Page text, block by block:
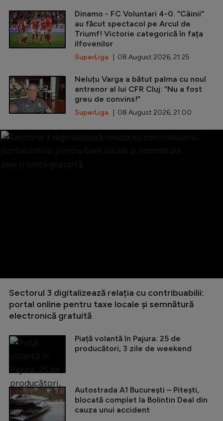
Dinamo - FC Voluntari 4-0. ”Câinii”
au făcut spectacol pe Arcul de
Triumf! Victorie categorică în fața
ilfovenilor
SuperLiga | 08 August 2026, 21:25
Neluțu Varga a bătut palma cu noul
antrenor al lui CFR Cluj: ”Nu a fost
greu de convins!”
SuperLiga | 08 August 2026, 21:00
Sectorul 3 digitalizează relația cu contribuabilii:
portal online pentru taxe locale și semnătură
electronică gratuită
Piață volantă în Pajura: 25 de
producători, 3 zile de weekend
Autostrada A1 București – Pitești,
blocată complet la Bolintin Deal din
cauza unui accident